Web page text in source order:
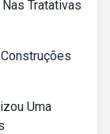
Tratativas
Uma